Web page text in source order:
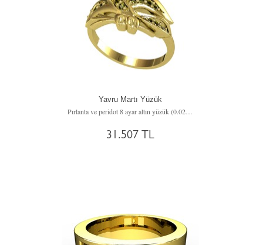
Yavru Martı Yüzük
Pırlanta ve peridot 8 ayar altın yüzük (0.02 karat)
31.507 TL